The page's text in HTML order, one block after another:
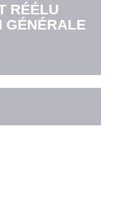
RÉÉLU
GÉNÉRALE